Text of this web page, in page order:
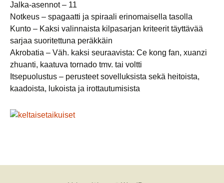
Jalka-asennot – 11
Notkeus – spagaatti ja spiraali erinomaisella tasolla
Kunto – Kaksi valinnaista kilpasarjan kriteerit täyttävää
sarjaa suoritettuna peräkkäin
Akrobatia – Väh. kaksi seuraavista: Ce kong fan, xuanzi
zhuanti, kaatuva tornado tmv. tai voltti
Itsepuolustus – perusteet sovelluksista sekä heitoista,
kaadoista, lukoista ja irottautumisista